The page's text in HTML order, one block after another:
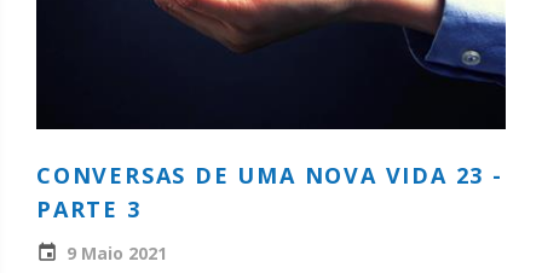
CONVERSAS DE UMA NOVA VIDA 23 -
PARTE 3
9 Maio 2021